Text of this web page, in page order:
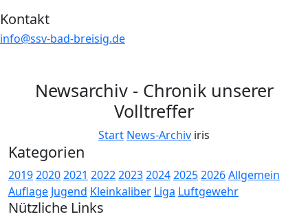
Kontakt
info@ssv-bad-breisig.de
Newsarchiv - Chronik unserer
Volltreffer
Start News-Archiv iris
Kategorien
201920202021 20222023202420252026Allgemein
Auflage Jugend Kleinkaliber Liga Luftgewehr
Nützliche Links